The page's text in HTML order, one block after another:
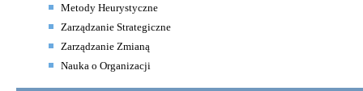
Metody Heurystyczne
Zarządzanie Strategiczne
Zarządzanie Zmianą
Nauka o Organizacji